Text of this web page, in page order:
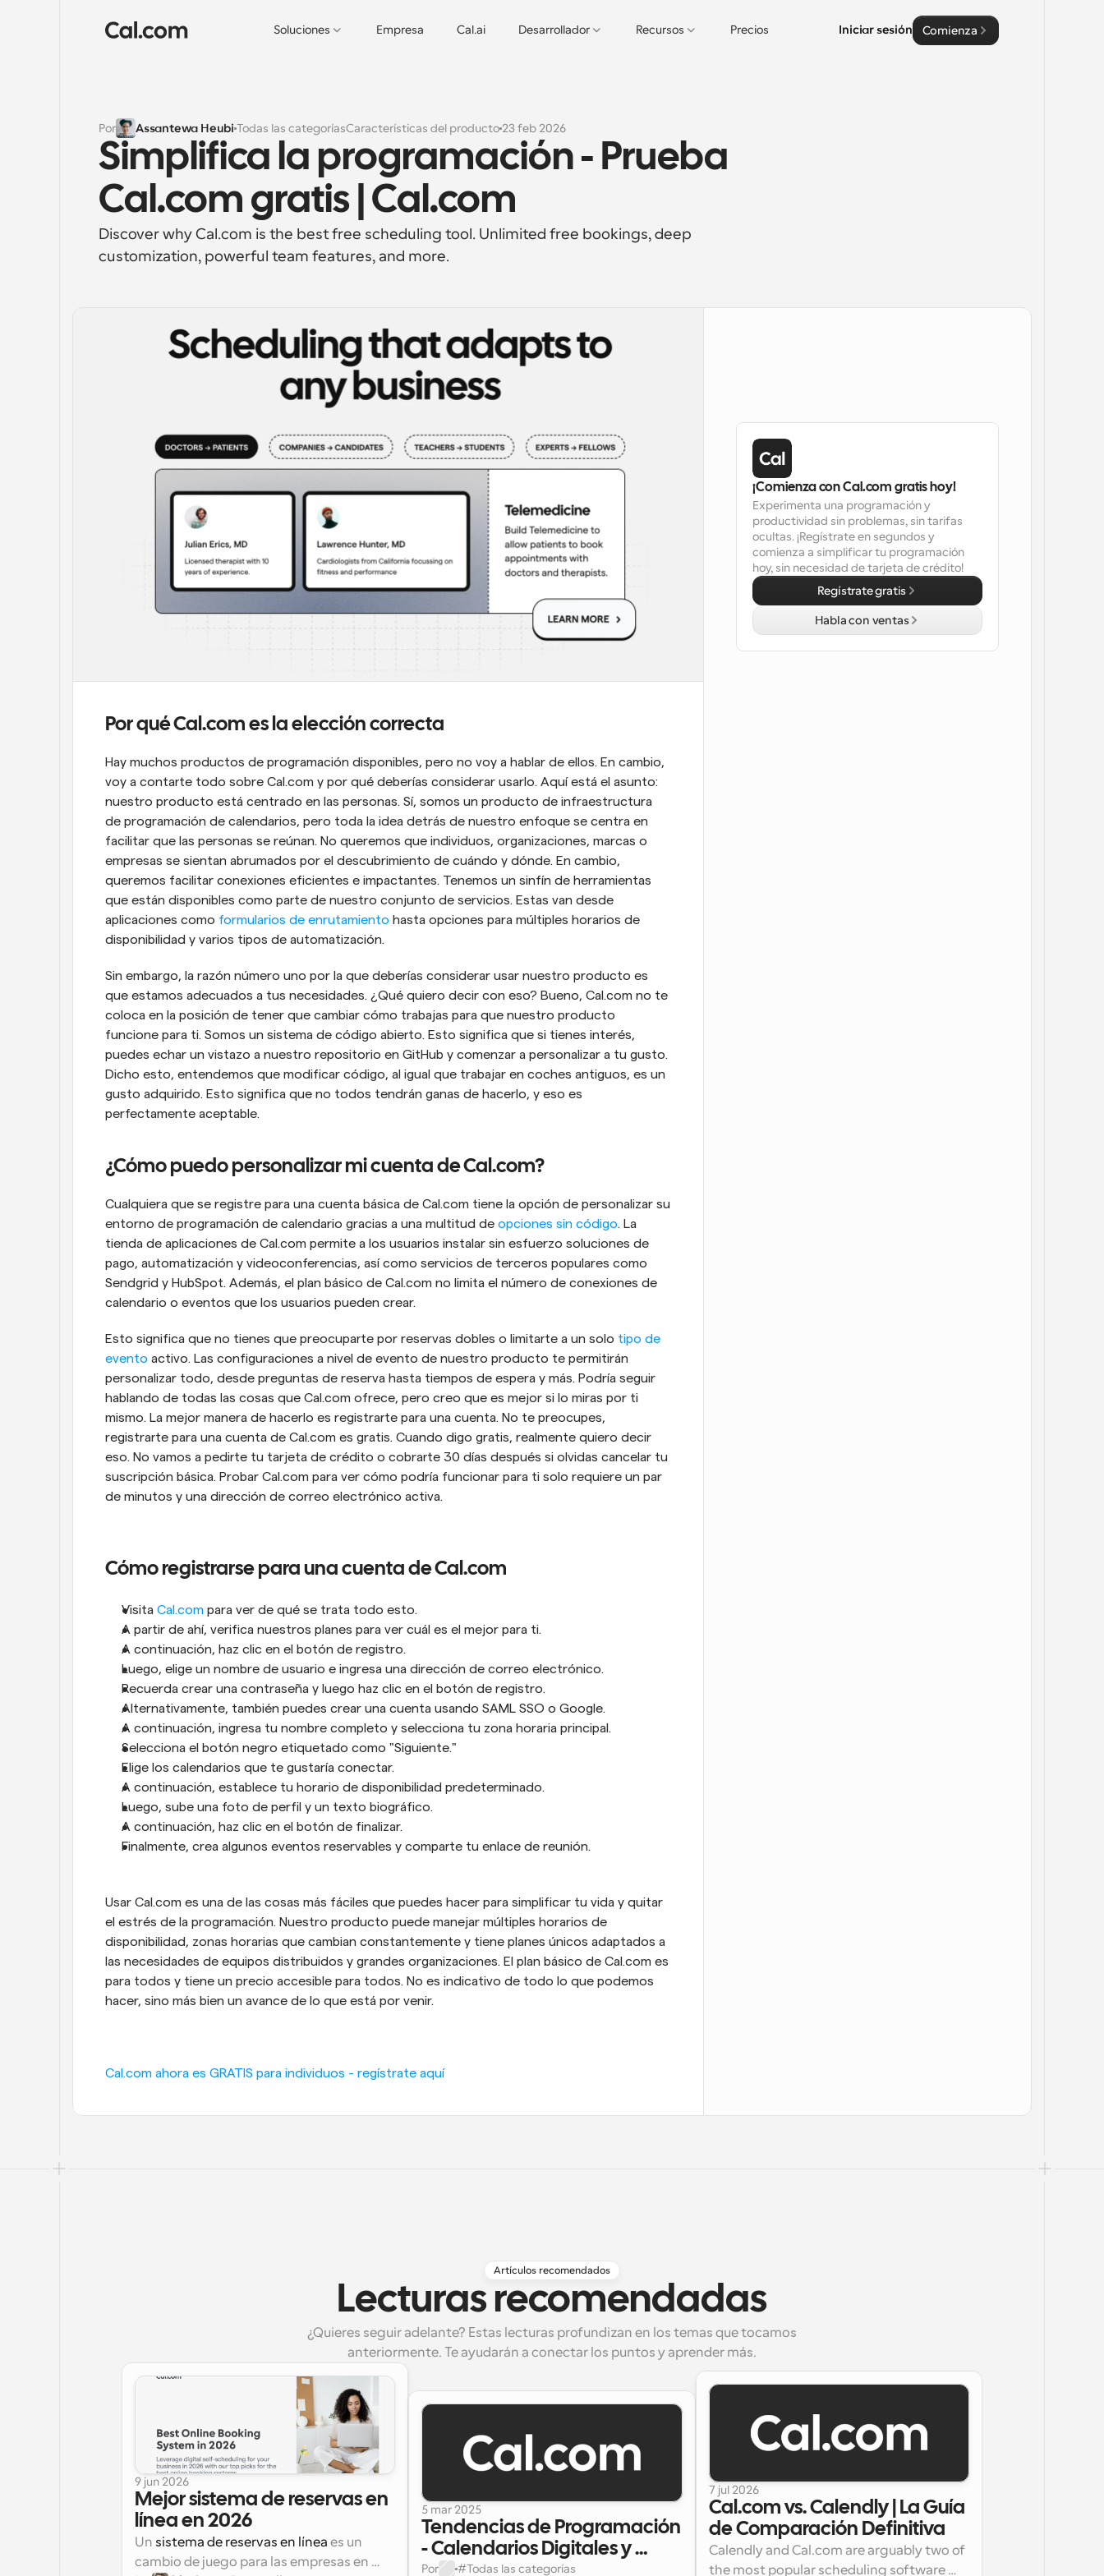
Soluciones Empresa Cal.ai Desarrollador Recursos Precios Iniciar sesión Comienza
Por Assantewa Heubi Todas las categoríasCaracterísticas del producto 23 feb 2026
Simplifica la programación - Prueba
Cal.com gratis | Cal.com
Discover why Cal.com is the best free scheduling tool. Unlimited free bookings, deep
customization, powerful team features, and more.
Por qué Cal.com es la elección correcta
Hay muchos productos de programación disponibles, pero no voy a hablar de ellos. En cambio,
voy a contarte todo sobre Cal.com y por qué deberías considerar usarlo. Aquí está el asunto:
nuestro producto está centrado en las personas. Sí, somos un producto de infraestructura
de programación de calendarios, pero toda la idea detrás de nuestro enfoque se centra en
facilitar que las personas se reúnan. No queremos que individuos, organizaciones, marcas o
empresas se sientan abrumados por el descubrimiento de cuándo y dónde. En cambio,
queremos facilitar conexiones eficientes e impactantes. Tenemos un sinfín de herramientas
que están disponibles como parte de nuestro conjunto de servicios. Estas van desde
aplicaciones como formularios de enrutamiento hasta opciones para múltiples horarios de
disponibilidad y varios tipos de automatización.
Sin embargo, la razón número uno por la que deberías considerar usar nuestro producto es
que estamos adecuados a tus necesidades. ¿Qué quiero decir con eso? Bueno, Cal.com no te
coloca en la posición de tener que cambiar cómo trabajas para que nuestro producto
funcione para ti. Somos un sistema de código abierto. Esto significa que si tienes interés,
puedes echar un vistazo a nuestro repositorio en GitHub y comenzar a personalizar a tu gusto.
Dicho esto, entendemos que modificar código, al igual que trabajar en coches antiguos, es un
gusto adquirido. Esto significa que no todos tendrán ganas de hacerlo, y eso es
perfectamente aceptable.
¿Cómo puedo personalizar mi cuenta de Cal.com?
Cualquiera que se registre para una cuenta básica de Cal.com tiene la opción de personalizar su
entorno de programación de calendario gracias a una multitud de opciones sin código. La
tienda de aplicaciones de Cal.com permite a los usuarios instalar sin esfuerzo soluciones de
pago, automatización y videoconferencias, así como servicios de terceros populares como
Sendgrid y HubSpot. Además, el plan básico de Cal.com no limita el número de conexiones de
calendario o eventos que los usuarios pueden crear.
Esto significa que no tienes que preocuparte por reservas dobles o limitarte a un solo tipo de
evento activo. Las configuraciones a nivel de evento de nuestro producto te permitirán
personalizar todo, desde preguntas de reserva hasta tiempos de espera y más. Podría seguir
hablando de todas las cosas que Cal.com ofrece, pero creo que es mejor si lo miras por ti
mismo. La mejor manera de hacerlo es registrarte para una cuenta. No te preocupes,
registrarte para una cuenta de Cal.com es gratis. Cuando digo gratis, realmente quiero decir
eso. No vamos a pedirte tu tarjeta de crédito o cobrarte 30 días después si olvidas cancelar tu
suscripción básica. Probar Cal.com para ver cómo podría funcionar para ti solo requiere un par
de minutos y una dirección de correo electrónico activa.
Cómo registrarse para una cuenta de Cal.com
Visita Cal.com para ver de qué se trata todo esto.
A partir de ahí, verifica nuestros planes para ver cuál es el mejor para ti.
A continuación, haz clic en el botón de registro.
Luego, elige un nombre de usuario e ingresa una dirección de correo electrónico.
Recuerda crear una contraseña y luego haz clic en el botón de registro.
Alternativamente, también puedes crear una cuenta usando SAML SSO o Google.
A continuación, ingresa tu nombre completo y selecciona tu zona horaria principal.
Selecciona el botón negro etiquetado como "Siguiente."
Elige los calendarios que te gustaría conectar.
A continuación, establece tu horario de disponibilidad predeterminado.
Luego, sube una foto de perfil y un texto biográfico.
A continuación, haz clic en el botón de finalizar.
Finalmente, crea algunos eventos reservables y comparte tu enlace de reunión.
Usar Cal.com es una de las cosas más fáciles que puedes hacer para simplificar tu vida y quitar
el estrés de la programación. Nuestro producto puede manejar múltiples horarios de
disponibilidad, zonas horarias que cambian constantemente y tiene planes únicos adaptados a
las necesidades de equipos distribuidos y grandes organizaciones. El plan básico de Cal.com es
para todos y tiene un precio accesible para todos. No es indicativo de todo lo que podemos
hacer, sino más bien un avance de lo que está por venir.
Cal.com ahora es GRATIS para individuos - regístrate aquí
¡Comienza con Cal.com gratis hoy!
Experimenta una programación y
productividad sin problemas, sin tarifas
ocultas. ¡Regístrate en segundos y
comienza a simplificar tu programación
hoy, sin necesidad de tarjeta de crédito!
Regístrate gratis
Habla con ventas
Artículos recomendados
Lecturas recomendadas
¿Quieres seguir adelante? Estas lecturas profundizan en los temas que tocamos
anteriormente. Te ayudarán a conectar los puntos y aprender más.
9 jun 2026
Mejor sistema de reservas en
línea en 2026
Un sistema de reservas en línea es un
cambio de juego para las empresas en
5 mar 2025
Tendencias de Programación
- Calendarios Digitales y
Trabajo | Cal.com
Por #Todas las categorías
7 jul 2026
Cal.com vs. Calendly | La Guía
de Comparación Definitiva
Calendly and Cal.com are arguably two of
the most popular scheduling software